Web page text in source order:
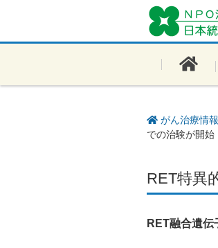
コンテンツに移
がん治療情
での治験が開始
RET特異
RET融合遺